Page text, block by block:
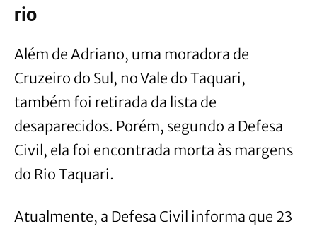
rio
Além de Adriano, uma moradora de
Cruzeiro do Sul, no Vale do Taquari,
também foi retirada da lista de
desaparecidos. Porém, segundo a Defesa
Civil, ela foi encontrada morta às margens
do Rio Taquari.
Atualmente, a Defesa Civil informa que 23